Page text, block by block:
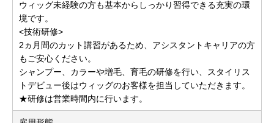
ウィッグ未経験の方も基本からしっかり習得できる充実の環
境です。
<技術研修>
2ヵ月間のカット講習があるため、アシスタントキャリアの方
もご安心ください。
シャンプー、カラーや増毛、育毛の研修を行い、スタイリス
トデビュー後はウィッグのお客様を担当していただきます。
★研修は営業時間内に行います。